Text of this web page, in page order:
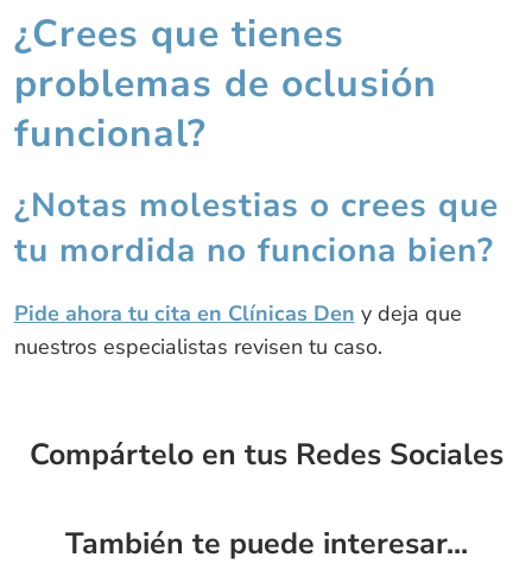
¿Crees que tienes
problemas de oclusión
funcional?
¿Notas molestias o crees que
tu mordida no funciona bien?
Pide ahora tu cita en Clínicas Den y deja que
nuestros especialistas revisen tu caso.
Compártelo en tus Redes Sociales
También te puede interesar...